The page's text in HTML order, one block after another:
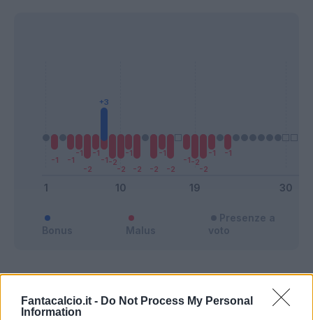
Fantacalcio.it - Do Not Process My Personal
Information
Bonus Malus
Presenze a
voto
Quotazioni